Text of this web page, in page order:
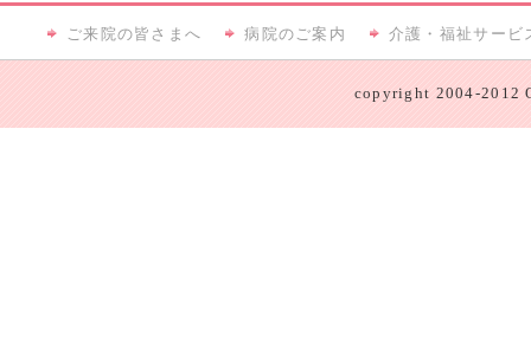
ご来院の皆さまへ 病院のご案内 介護・福祉サービ
copyright 2004-2012